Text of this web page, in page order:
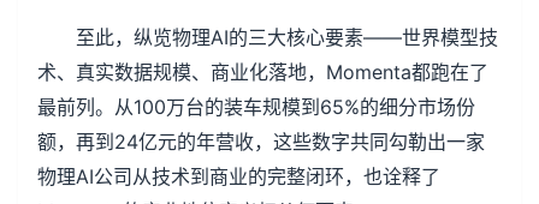
至此，纵览物理AI的三大核心要素——世界模型技
术、真实数据规模、商业化落地，Momenta都跑在了
最前列。从100万台的装车规模到65%的细分市场份
额，再到24亿元的年营收，这些数字共同勾勒出一家
物理AI公司从技术到商业的完整闭环，也诠释了